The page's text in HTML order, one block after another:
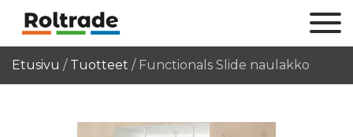
Etusivu / Tuotteet / Functionals Slide naulakko